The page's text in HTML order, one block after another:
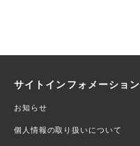
サイトインフォメーション
お知らせ
個人情報の取り扱いについて